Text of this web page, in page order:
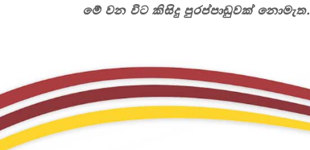
මේ වන විට කිසිදු පුරප්පාඩුවක් නොමැත.